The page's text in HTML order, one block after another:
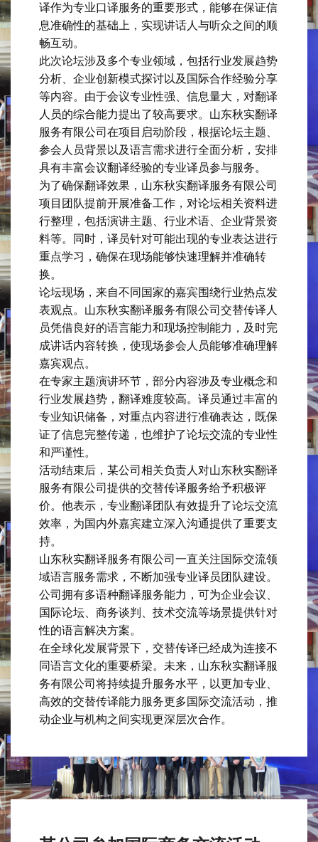
译作为专业口译服务的重要形式，能够在保证信
息准确性的基础上，实现讲话人与听众之间的顺
畅互动。
此次论坛涉及多个专业领域，包括行业发展趋势
分析、企业创新模式探讨以及国际合作经验分享
等内容。由于会议专业性强、信息量大，对翻译
人员的综合能力提出了较高要求。山东秋实翻译
服务有限公司在项目启动阶段，根据论坛主题、
参会人员背景以及语言需求进行全面分析，安排
具有丰富会议翻译经验的专业译员参与服务。
为了确保翻译效果，山东秋实翻译服务有限公司
项目团队提前开展准备工作，对论坛相关资料进
行整理，包括演讲主题、行业术语、企业背景资
料等。同时，译员针对可能出现的专业表达进行
重点学习，确保在现场能够快速理解并准确转
换。
论坛现场，来自不同国家的嘉宾围绕行业热点发
表观点。山东秋实翻译服务有限公司交替传译人
员凭借良好的语言能力和现场控制能力，及时完
成讲话内容转换，使现场参会人员能够准确理解
嘉宾观点。
在专家主题演讲环节，部分内容涉及专业概念和
行业发展趋势，翻译难度较高。译员通过丰富的
专业知识储备，对重点内容进行准确表达，既保
证了信息完整传递，也维护了论坛交流的专业性
和严谨性。
活动结束后，某公司相关负责人对山东秋实翻译
服务有限公司提供的交替传译服务给予积极评
价。他表示，专业翻译团队有效提升了论坛交流
效率，为国内外嘉宾建立深入沟通提供了重要支
持。
山东秋实翻译服务有限公司一直关注国际交流领
域语言服务需求，不断加强专业译员团队建设。
公司拥有多语种翻译服务能力，可为企业会议、
国际论坛、商务谈判、技术交流等场景提供针对
性的语言解决方案。
在全球化发展背景下，交替传译已经成为连接不
同语言文化的重要桥梁。未来，山东秋实翻译服
务有限公司将持续提升服务水平，以更加专业、
高效的交替传译能力服务更多国际交流活动，推
动企业与机构之间实现更深层次合作。